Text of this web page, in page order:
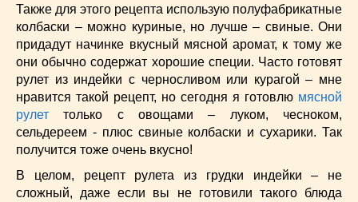
Фото еды
Французская кухня(22)
Хлеб(21)
Что приготовить из тыквы(14)
Что приготовить на завтрак?(68)
Что приготовить на ужин?
(254)
Японская кухня(16)
Также для этого рецепта использую полуфабрикатные
колбаски – можно куриные, но лучше – свиные. Они
придадут начинке вкусный мясной аромат, к тому же
они обычно содержат хорошие специи. Часто готовят
рулет из индейки с черносливом или курагой – мне
нравится такой рецепт, но сегодня я готовлю мясной
рулет только с овощами – луком, чесноком,
сельдереем - плюс свиные колбаски и сухарики. Так
получится тоже очень вкусно!
В целом, рецепт рулета из грудки индейки – не
сложный, даже если вы не готовили такого блюда